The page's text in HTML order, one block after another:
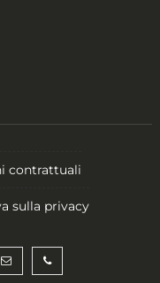
contrattuali
sulla privacy